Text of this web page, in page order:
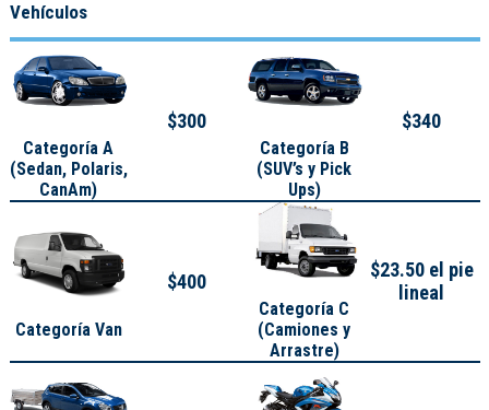
Vehículos
Categoría A
(Sedan, Polaris,
CanAm)
$300
Categoría B
(SUV’s y Pick
Ups)
$340
Categoría Van
$400
Categoría C
(Camiones y
Arrastre)
$23.50 el pie
lineal